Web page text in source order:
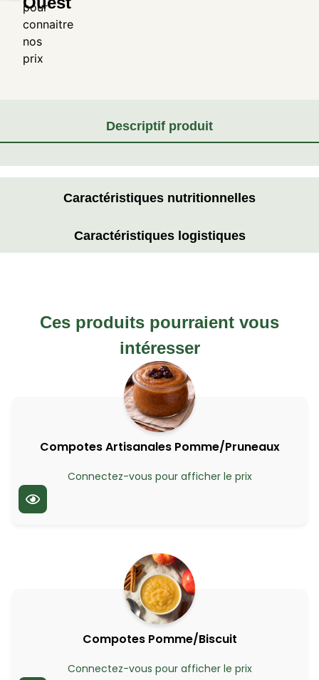
pour
connaitre
nos
prix
Descriptif produit
Caractéristiques nutritionnelles
Caractéristiques logistiques
Ces produits pourraient vous
intéresser
Compotes Artisanales Pomme/Pruneaux
Connectez-vous pour afficher le prix
Compotes Pomme/Biscuit
Connectez-vous pour afficher le prix